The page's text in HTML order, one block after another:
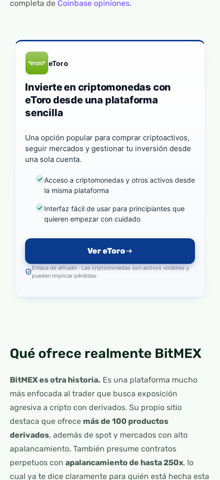
completa de Coinbase opiniones.
eToro
Invierte en criptomonedas con
eToro desde una plataforma
sencilla
Una opción popular para comprar criptoactivos,
seguir mercados y gestionar tu inversión desde
una sola cuenta.
Acceso a criptomonedas y otros activos desde
la misma plataforma
Interfaz fácil de usar para principiantes que
quieren empezar con cuidado
Ver eToro
Enlace de afiliado · Las criptomonedas son activos volátiles y
pueden implicar pérdidas
Qué ofrece realmente BitMEX
BitMEX es otra historia. Es una plataforma mucho
más enfocada al trader que busca exposición
agresiva a cripto con derivados. Su propio sitio
destaca que ofrece más de 100 productos
derivados, además de spot y mercados con alto
apalancamiento. También presume contratos
perpetuos con apalancamiento de hasta 250x, lo
cual ya te dice claramente para quién está hecha esta